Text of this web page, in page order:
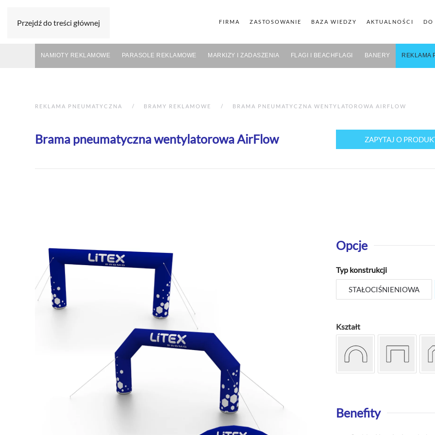
Przejdź do treści głównej FIRMA ZASTOSOWANIE BAZA WIEDZY AKTUALNOŚCI DO
NAMIOTY REKLAMOWE PARASOLE REKLAMOWE MARKIZY I ZADASZENIA FLAGI I BEACHFLAGI BANERY REKLAMA
REKLAMA PNEUMATYCZNA BRAMY REKLAMOWE BRAMA PNEUMATYCZNA WENTYLATOROWA AIRFLOW
Brama pneumatyczna wentylatorowa AirFlow ZAPYTAJ O
Opcje
Typ konstrukcji
STAŁOCIŚNIENIOWA
Kształt
Benefity